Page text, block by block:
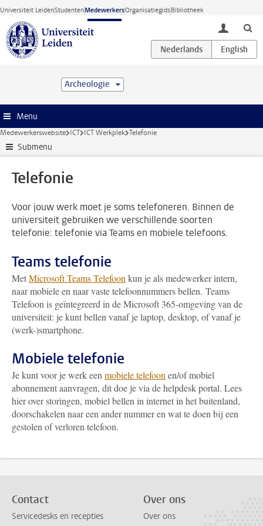
Ga direct naar de inhoud
Universiteit LeidenStudentenMedewerkersOrganisatiegidsBibliotheek
toggle
Archeologie
Menu
Medewerkerswebsite ICT ICT Werkplek Telefonie
Submenu
Telefonie
Voor jouw werk moet je soms telefoneren. Binnen de
universiteit gebruiken we verschillende soorten
telefonie: telefonie via Teams en mobiele telefoons.
Teams telefonie
MetMicrosoft Teams Telefoon kun je als medewerker intern,
naar mobiele en naar vaste telefoonnummers bellen. Teams
Telefoon is geïntegreerd in de Microsoft 365-omgeving van de
universiteit: je kunt bellen vanaf je laptop, desktop, of vanaf je
(werk-)smartphone.
Mobiele telefonie
Je kunt voor je werk een mobiele telefoon en/of mobiel
abonnement aanvragen, dit doe je via de helpdesk portal. Lees
hier over storingen, mobiel bellen in internet in het buitenland,
doorschakelen naar een ander nummer en wat te doen bij een
gestolen of verloren telefoon.
Contact
Servicedesks en recepties
Over ons
Over ons